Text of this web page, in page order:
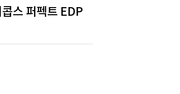
스 퍼펙트 EDP